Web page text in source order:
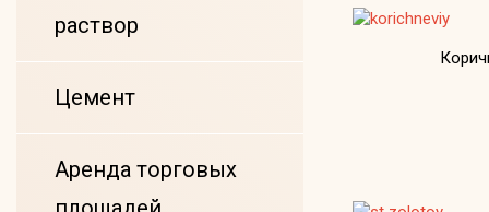
раствор
Цемент
Аренда торговых